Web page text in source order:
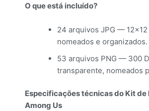
O que está incluído?
24 arquivos JPG — 12×12
nomeados e organizados.
53 arquivos PNG — 300
transparente, nomeados
Especificações técnicas do Kit de
Among Us